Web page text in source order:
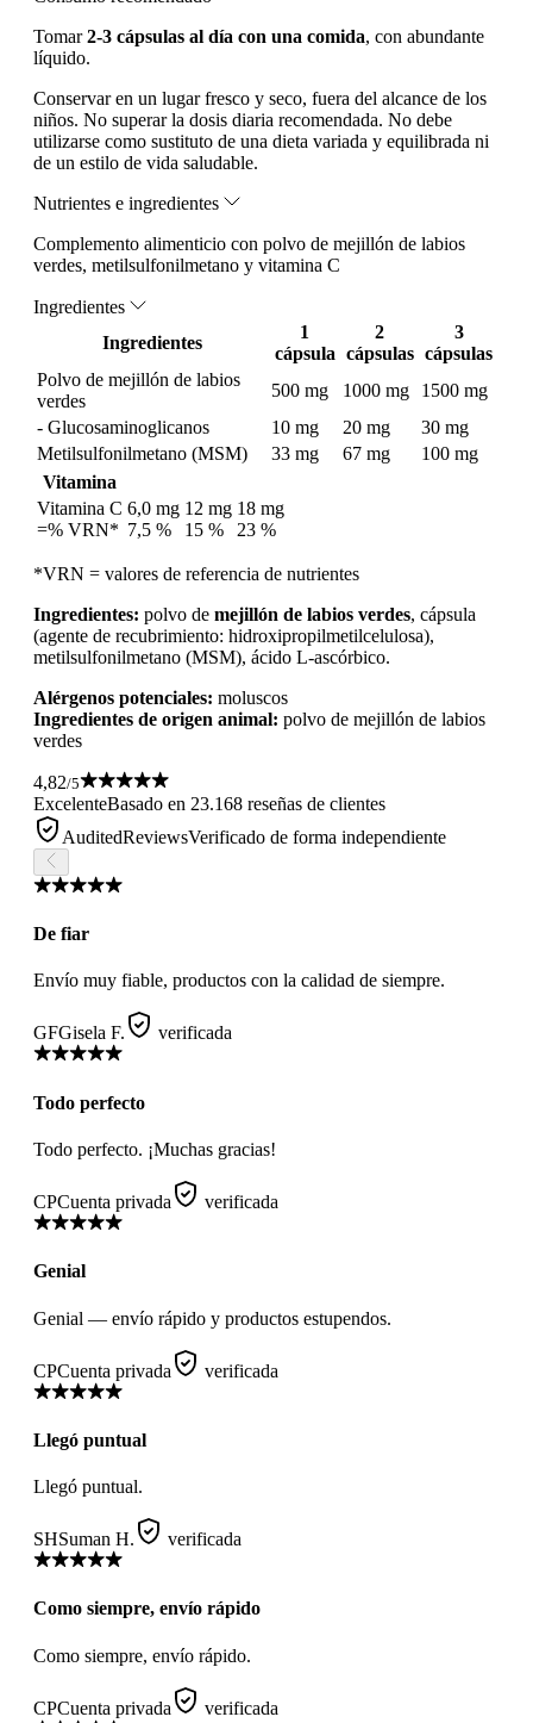
Tomar2-3 cápsulas al día con una comida, con abundante
líquido.
Conservar en un lugar fresco y seco, fuera del alcance de los
niños. No superar la dosis diaria recomendada. No debe
utilizarse como sustituto de una dieta variada y equilibrada ni
de un estilo de vida saludable.
Nutrientes e ingredientes
Complemento alimenticio con polvo de mejillón de labios
verdes, metilsulfonilmetano y vitamina C
Ingredientes
Ingredientes
1
cápsula
2
cápsulas
3
cápsulas
Polvo de mejillón de labios
verdes
500 mg 1000 mg
1500 mg
- Glucosaminoglicanos
10 mg 20 mg
30 mg
Metilsulfonilmetano (MSM)
33 mg 67 mg
100 mg
Vitamina
Vitamina C
=% VRN*
6,0 mg
7,5 %
12 mg
15 %
18 mg
23 %
*VRN = valores de referencia de nutrientes
Ingredientes: polvo de mejillón de labios verdes, cápsula
(agente de recubrimiento: hidroxipropilmetilcelulosa),
metilsulfonilmetano (MSM), ácido L-ascórbico.
Alérgenos potenciales: moluscos
Ingredientes de origen animal: polvo de mejillón de labios
verdes
4,82/5
ExcelenteBasado en 23.168 reseñas de clientes
AuditedReviewsVerificado de forma independiente
De fiar
Envío muy fiable, productos con la calidad de siempre.
GFGisela F. verificada
Todo perfecto
Todo perfecto. ¡Muchas gracias!
CPCuenta privada verificada
Genial
Genial — envío rápido y productos estupendos.
CPCuenta privada verificada
Llegó puntual
Llegó puntual.
SHSuman H. verificada
Como siempre, envío rápido
Como siempre, envío rápido.
CPCuenta privada verificada